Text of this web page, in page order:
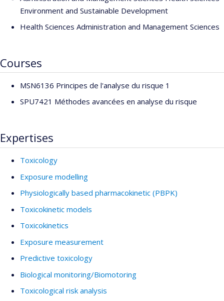
Environment and Sustainable Development
Health Sciences Administration and Management Sciences
Courses
MSN6136 Principes de l'analyse du risque 1
SPU7421 Méthodes avancées en analyse du risque
Expertises
Toxicology
Exposure modelling
Physiologically based pharmacokinetic (PBPK)
Toxicokinetic models
Toxicokinetics
Exposure measurement
Predictive toxicology
Biological monitoring/Biomotoring
Toxicological risk analysis